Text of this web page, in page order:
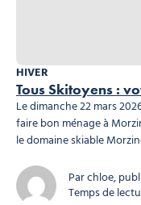
Tous Skitoyens :
HIVER
Le dimanche 22 mars
faire bon ménage à
le domaine skiable
civique et plaisir de la
essentiel de la vie...
Par chloe,
Temps de